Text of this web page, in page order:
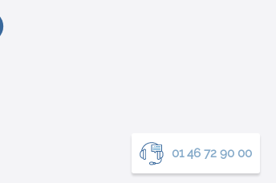
01 46 72 90 00